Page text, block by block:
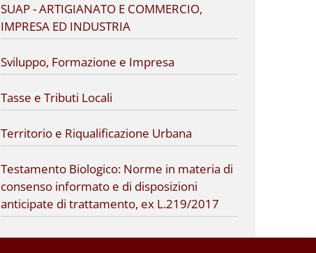
SUAP - ARTIGIANATO E COMMERCIO,
IMPRESA ED INDUSTRIA
Sviluppo, Formazione e Impresa
Tasse e Tributi Locali
Territorio e Riqualificazione Urbana
Testamento Biologico: Norme in materia di
consenso informato e di disposizioni
anticipate di trattamento, ex L.219/2017